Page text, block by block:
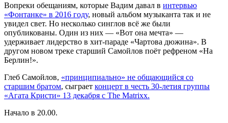
Вопреки обещаниям, которые Вадим давал в интервью
«Фонтанке» в 2016 году, новый альбом музыканта так и не
увидел свет. Но несколько синглов всё же были
опубликованы. Один из них — «Вот она мечта» —
удерживает лидерство в хит-параде «Чартова дюжина». В
другом новом треке старший Самойлов поёт рефреном «На
Берлин!».
Глеб Самойлов, «принципиально» не общающийся со
старшим братом, сыграет концерт в честь 30-летия группы
«Агата Кристи» 13 декабря с The Matrixx.
Начало в 20.00.